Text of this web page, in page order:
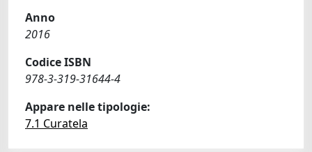
Anno
2016
Codice ISBN
978-3-319-31644-4
Appare nelle tipologie:
7.1 Curatela